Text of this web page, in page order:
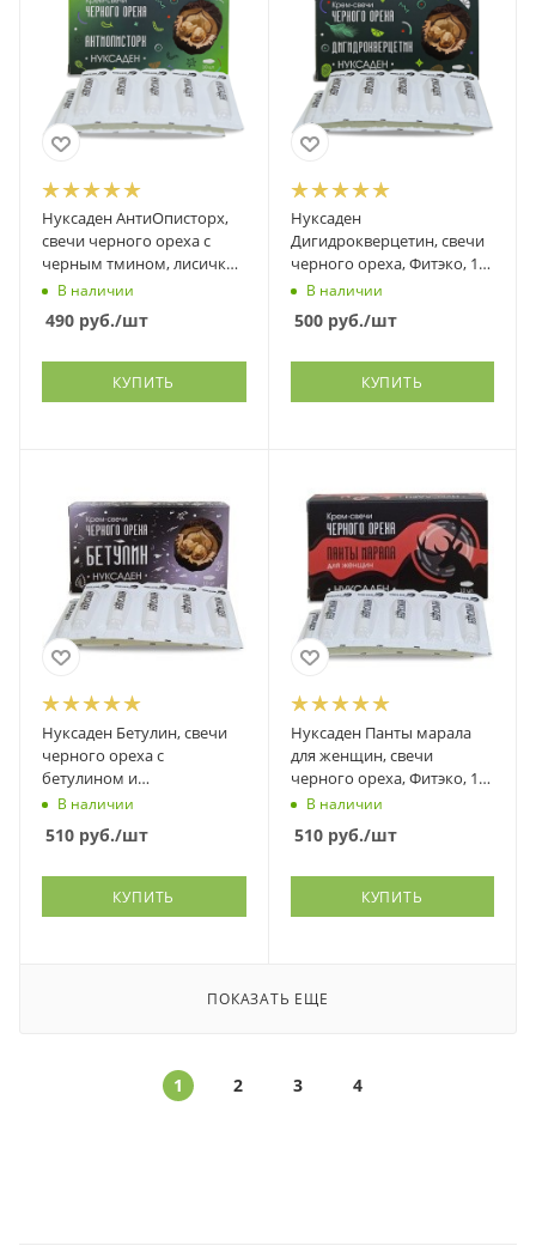
Нуксаден АнтиОписторх,
свечи черного ореха с
черным тмином, лисичкой
и др., Фитэко, 10 шт
В наличии
490 руб./шт
КУПИТЬ
Нуксаден
Дигидрокверцетин, свечи
черного ореха, Фитэко, 10
штВ наличии
500руб./шт
КУПИТЬ
Нуксаден Бетулин, свечи
черного ореха с
бетулином и
дигидрокверцетином,
В наличии
510 руб./шт
КУПИТЬ
Нуксаден Панты марала
для женщин, свечи
черного ореха, Фитэко, 10
штВ наличии
510руб./шт
КУПИТЬ
ПОКАЗАТЬ ЕЩЕ
1 2 3 4